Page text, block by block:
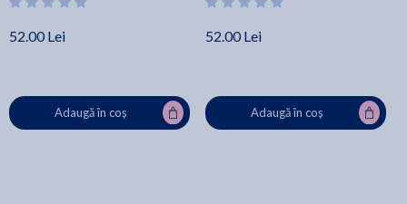
52.00 Lei
Adaugă în coș
52.00 Lei
Adaugă în coș